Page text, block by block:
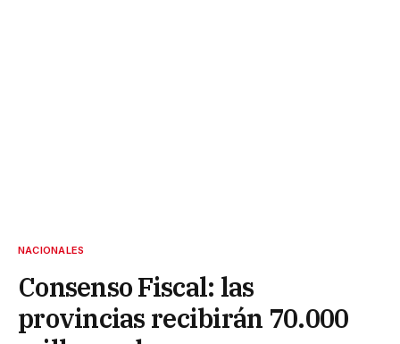
NACIONALES
Consenso Fiscal: las
provincias recibirán 70.000